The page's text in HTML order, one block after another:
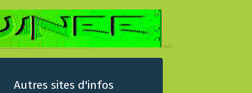
Autres sites d'infos